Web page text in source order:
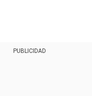
PUBLICIDAD